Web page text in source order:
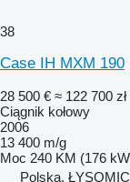
38
Case IH MXM 190
28 500 € ≈ 122 700 zł
Ciągnik kołowy
2006
13 400 m/g
Moc 240 KM (176
Polska,